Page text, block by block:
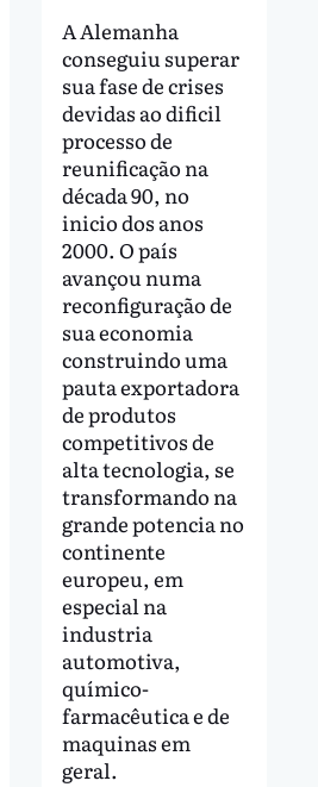
A Alemanha
conseguiu superar
sua fase de crises
devidas ao dificil
processo de
reunificação na
década 90, no
inicio dos anos
2000. O país
avançou numa
reconfiguração de
sua economia
construindo uma
pauta exportadora
de produtos
competitivos de
alta tecnologia, se
transformando na
grande potencia no
continente
europeu, em
especial na
industria
automotiva,
químico-
farmacêutica e de
maquinas em
geral.